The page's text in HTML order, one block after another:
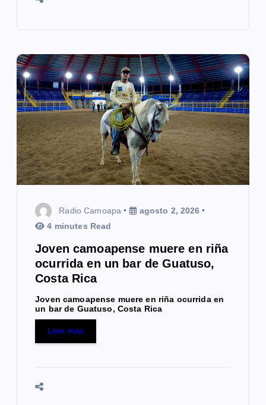
Radio Camoapa
agosto 2, 2026
4 minutes Read
Joven camoapense muere en riña
ocurrida en un bar de Guatuso,
Costa Rica
Joven camoapense muere en riña ocurrida en
un bar de Guatuso, Costa Rica
Leer más